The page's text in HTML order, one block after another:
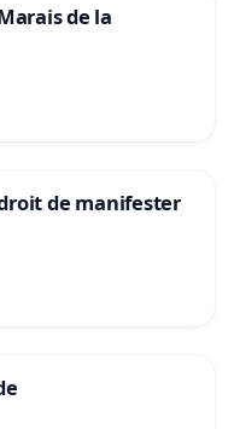
de la
de manifester